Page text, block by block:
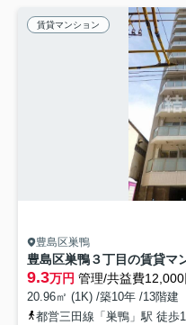
賃貸マンション
豊島区巣鴨
豊島区巣鴨３丁目の賃貸マ
9.3万円 管理/共益費12,000
20.96㎡ (1K) /築10年 /13階建
都営三田線「巣鴨」駅 徒歩